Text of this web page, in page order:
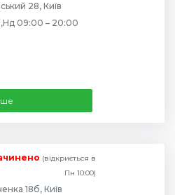
28, Київ
09:00 – 20:00
(відкриється в
Пн 10:00)
18б, Київ